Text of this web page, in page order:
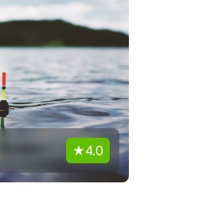
4.0